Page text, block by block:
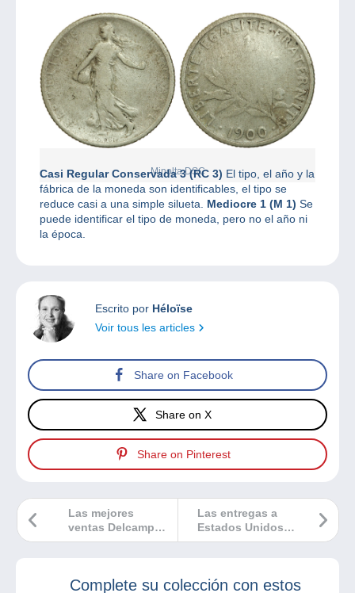
Minolta DSC
Casi Regular Conservada 3 (RC 3) El tipo, el año y la
fábrica de la moneda son identificables, el tipo se
reduce casi a una simple silueta. Mediocre 1 (M 1) Se
puede identificar el tipo de moneda, pero no el año ni
la época.
Escrito por Héloïse
Voir tous les articles
Share on Facebook
Share on X
Share on Pinterest
Las entregas a
Estados Unidos
son muy
Las mejores
ventas Delcampe
septiembre 2025
Complete su colección con estos